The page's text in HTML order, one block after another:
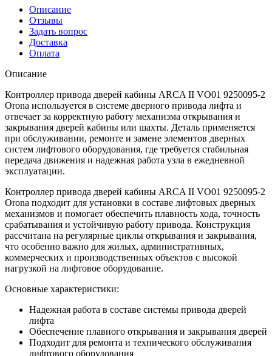
Описание
Отзывы
Задать вопрос
Доставка
Оплата
Описание
Контроллер привода дверей кабины ARCA II VO01 9250095-2
Orona используется в системе дверного привода лифта и
отвечает за корректную работу механизма открывания и
закрывания дверей кабины или шахты. Деталь применяется
при обслуживании, ремонте и замене элементов дверных
систем лифтового оборудования, где требуется стабильная
передача движения и надежная работа узла в ежедневной
эксплуатации.
Контроллер привода дверей кабины ARCA II VO01 9250095-2
Orona подходит для установки в составе лифтовых дверных
механизмов и помогает обеспечить плавность хода, точность
срабатывания и устойчивую работу привода. Конструкция
рассчитана на регулярные циклы открывания и закрывания,
что особенно важно для жилых, административных,
коммерческих и производственных объектов с высокой
нагрузкой на лифтовое оборудование.
Основные характеристики:
Надежная работа в составе системы привода дверей
лифта
Обеспечение плавного открывания и закрывания дверей
Подходит для ремонта и технического обслуживания
лифтового оборудования